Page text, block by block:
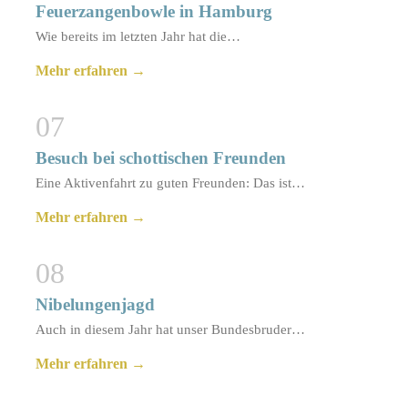
Feuerzangenbowle in Hamburg
Wie bereits im letzten Jahr hat die…
Mehr erfahren →
07
Besuch bei schottischen Freunden
Eine Aktivenfahrt zu guten Freunden: Das ist…
Mehr erfahren →
08
Nibelungenjagd
Auch in diesem Jahr hat unser Bundesbruder…
Mehr erfahren →